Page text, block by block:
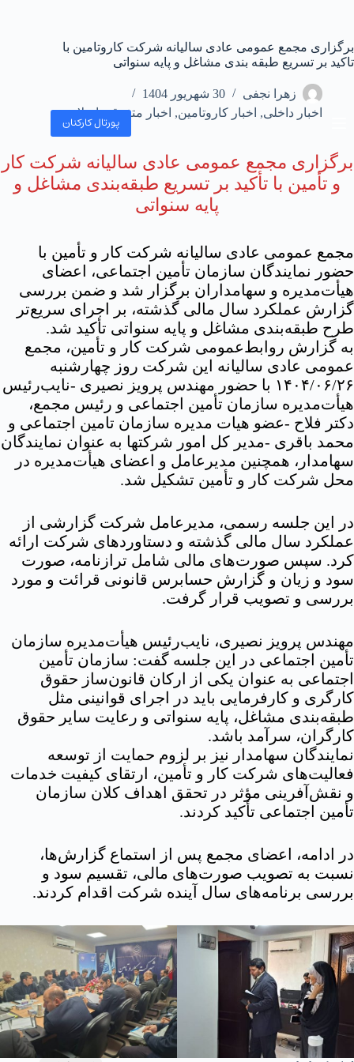
پورتال کارکنان
برگزاری مجمع عمومی عادی سالیانه شرکت کاروتامین با
تاکید بر تسریع طبقه بندی مشاغل و پایه سنواتی
زهرا نجفی
30 شهریور 1404
اخبار داخلی, اخبار کاروتامین, اخبار متفرقه,اسلاید
برگزاری مجمع عمومی عادی سالیانه شرکت کار
و تأمین با تأکید بر تسریع طبقه‌بندی مشاغل و
پایه سنواتی
مجمع عمومی عادی سالیانه شرکت کار و تأمین با
حضور نمایندگان سازمان تأمین اجتماعی، اعضای
هیأت‌مدیره و سهامداران برگزار شد و ضمن بررسی
گزارش عملکرد سال مالی گذشته، بر اجرای سریع‌تر
طرح طبقه‌بندی مشاغل و پایه سنواتی تأکید شد.
به گزارش روابط‌عمومی شرکت کار و تأمین، مجمع
عمومی عادی سالیانه این شرکت روز چهارشنبه
۱۴۰۴/۰۶/۲۶ با حضور مهندس پرویز نصیری -نایب‌رئیس
هیأت‌مدیره سازمان تأمین اجتماعی و رئیس مجمع،
دکتر فلاح -عضو هیات مدیره سازمان تامین اجتماعی و
محمد باقری -مدیر کل امور شرکتها به عنوان نمایندگان
سهامدار، همچنین مدیرعامل و اعضای هیأت‌مدیره در
محل شرکت کار و تأمین تشکیل شد.
در این جلسه رسمی، مدیرعامل شرکت گزارشی از
عملکرد سال مالی گذشته و دستاوردهای شرکت ارائه
کرد. سپس صورت‌های مالی شامل ترازنامه، صورت
سود و زیان و گزارش حسابرس قانونی قرائت و مورد
بررسی و تصویب قرار گرفت.
مهندس پرویز نصیری، نایب‌رئیس هیأت‌مدیره سازمان
تأمین اجتماعی در این جلسه گفت: سازمان تأمین
اجتماعی به عنوان یکی از ارکان قانون‌ساز حقوق
کارگری و کارفرمایی باید در اجرای قوانینی مثل
طبقه‌بندی مشاغل، پایه سنواتی و رعایت سایر حقوق
کارگران، سرآمد باشد.
نمایندگان سهامدار نیز بر لزوم حمایت از توسعه
فعالیت‌های شرکت کار و تأمین، ارتقای کیفیت خدمات
و نقش‌آفرینی مؤثر در تحقق اهداف کلان سازمان
تأمین اجتماعی تأکید کردند.
در ادامه، اعضای مجمع پس از استماع گزارش‌ها،
نسبت به تصویب صورت‌های مالی، تقسیم سود و
بررسی برنامه‌های سال آینده شرکت اقدام کردند.